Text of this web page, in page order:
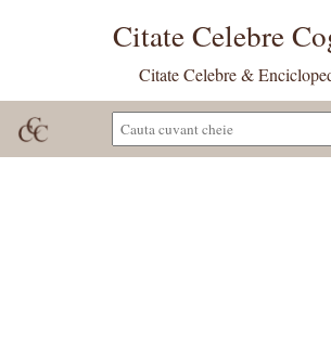
Citate Celebre
Citate Celebre &